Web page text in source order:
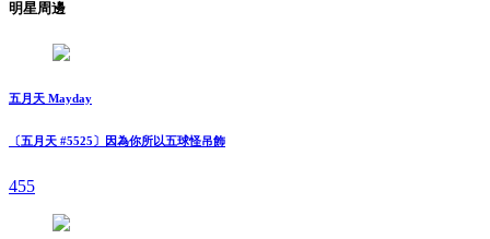
明星周邊
五月天 Mayday
〔五月天 #5525〕因為你所以五球怪吊飾
455